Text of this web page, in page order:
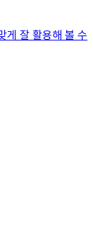
게 잘 활용해 볼 수